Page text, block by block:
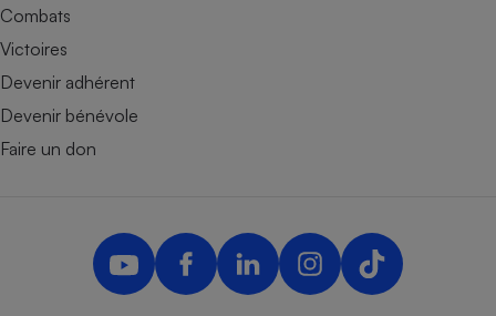
Combats
Victoires
Devenir adhérent
Devenir bénévole
Faire un don